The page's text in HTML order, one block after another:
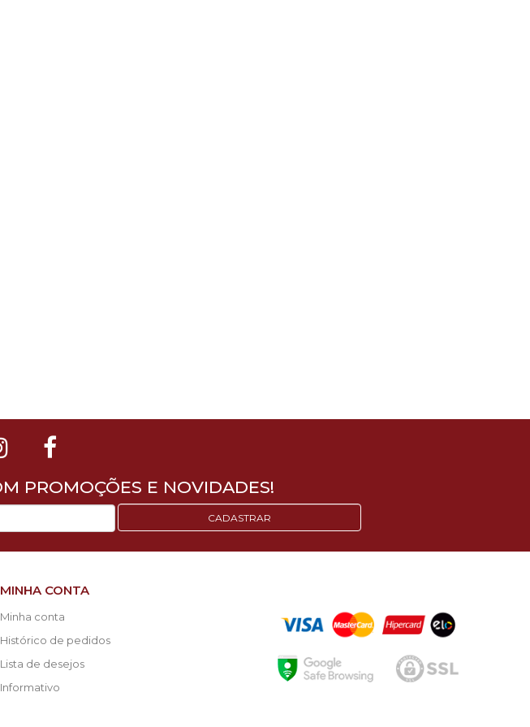
PROMOÇÕES E NOVIDADES!
CADASTRAR
MINHA CONTA
Minha conta
Histórico de pedidos
Lista de desejos
Informativo